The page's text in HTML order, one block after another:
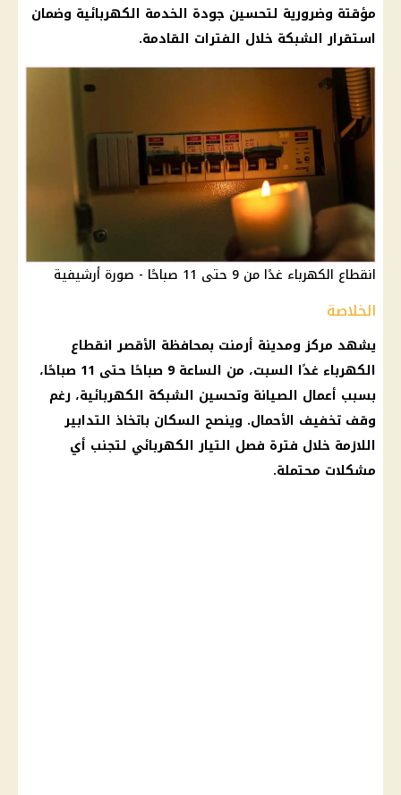
مؤقتة وضرورية لتحسين جودة الخدمة الكهربائية وضمان
استقرار الشبكة خلال الفترات القادمة.
انقطاع الكهرباء غدًا من 9 حتى 11 صباحًا - صورة أرشيفية
الخلاصة
يشهد مركز ومدينة أرمنت بمحافظة الأقصر انقطاع
الكهرباء غدًا السبت، من الساعة 9 صباحًا حتى 11 صباحًا،
بسبب أعمال الصيانة وتحسين الشبكة الكهربائية، رغم
وقف تخفيف الأحمال. وينصح السكان باتخاذ التدابير
اللازمة خلال فترة فصل التيار الكهربائي لتجنب أي
مشكلات محتملة.